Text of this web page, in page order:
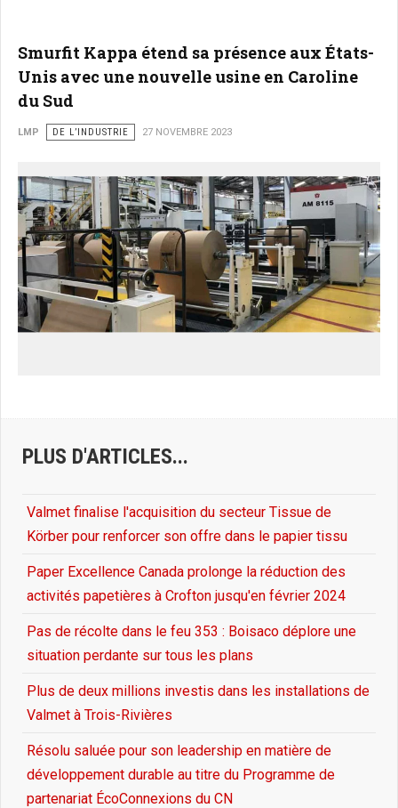
Smurfit Kappa étend sa présence aux États-
Unis avec une nouvelle usine en Caroline
du Sud
LMP DE L’INDUSTRIE 27 NOVEMBRE 2023
PLUS D'ARTICLES...
Valmet finalise l'acquisition du secteur Tissue de
Körber pour renforcer son offre dans le papier tissu
Paper Excellence Canada prolonge la réduction des
activités papetières à Crofton jusqu'en février 2024
Pas de récolte dans le feu 353 : Boisaco déplore une
situation perdante sur tous les plans
Plus de deux millions investis dans les installations de
Valmet à Trois-Rivières
Résolu saluée pour son leadership en matière de
développement durable au titre du Programme de
partenariat ÉcoConnexions du CN